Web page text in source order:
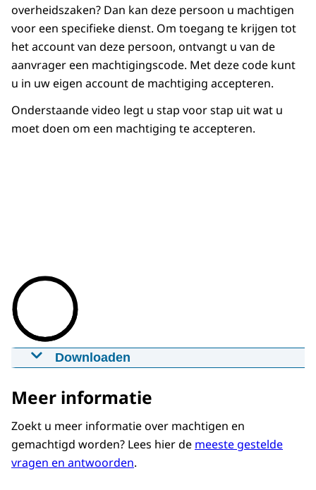
Ondertiteling
srt 1,8 KB
Download
Audiobeschrijving
mp3 35 MB
overheidszaken? Dan kan deze persoon u machtigen
voor een specifieke dienst. Om toegang te krijgen tot
het account van deze persoon, ontvangt u van de
aanvrager een machtigingscode. Met deze code kunt
u in uw eigen account de machtiging accepteren.
Onderstaande video legt u stap voor stap uit wat u
moet doen om een machtiging te accepteren.
Downloaden
29-12-2020 mp4 14,5 MB
Download
Ondertiteling
Meer informatie
Zoekt u meer informatie over machtigen en
gemachtigd worden? Lees hier de meeste gestelde
vragen en antwoorden.